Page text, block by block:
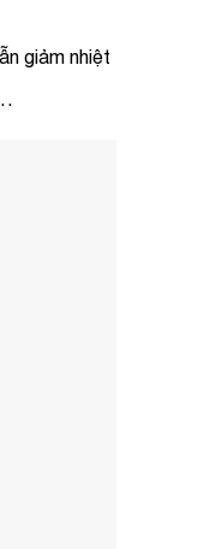
giảm nhiệt